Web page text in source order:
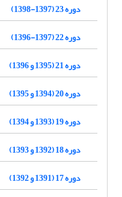
دوره 23 (1397-1398)
دوره 22 (1397-1396)
دوره 21 (1395 و 1396)
دوره 20 (1394 و 1395)
دوره 19 (1393 و 1394)
دوره 18 (1392 و 1393)
دوره 17 (1391 و 1392)